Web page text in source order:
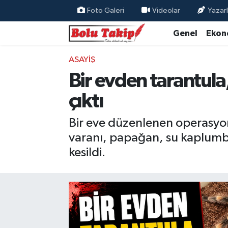
Foto Galeri Videolar
Genel
ASAYIŞ
Bir evden
çıktı
Bir eve düzenlenen
varanı, papağan, su
kesildi.